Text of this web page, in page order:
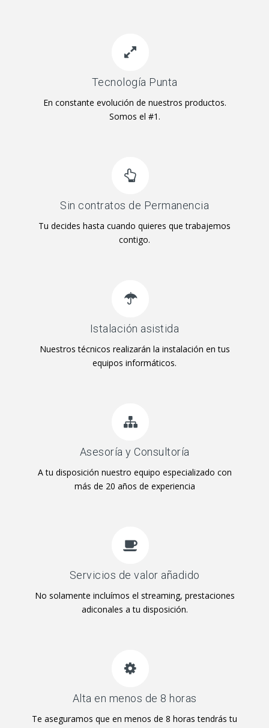
Tecnología Punta
En constante evolución de nuestros productos.
Somos el #1.
Sin contratos de Permanencia
Tu decides hasta cuando quieres que trabajemos
contigo.
Istalación asistida
Nuestros técnicos realizarán la instalación en tus
equipos informáticos.
Asesoría y Consultoría
A tu disposición nuestro equipo especializado con
más de 20 años de experiencia
Servicios de valor añadido
No solamente incluímos el streaming, prestaciones
adiconales a tu disposición.
Alta en menos de 8 horas
Te aseguramos que en menos de 8 horas tendrás tu